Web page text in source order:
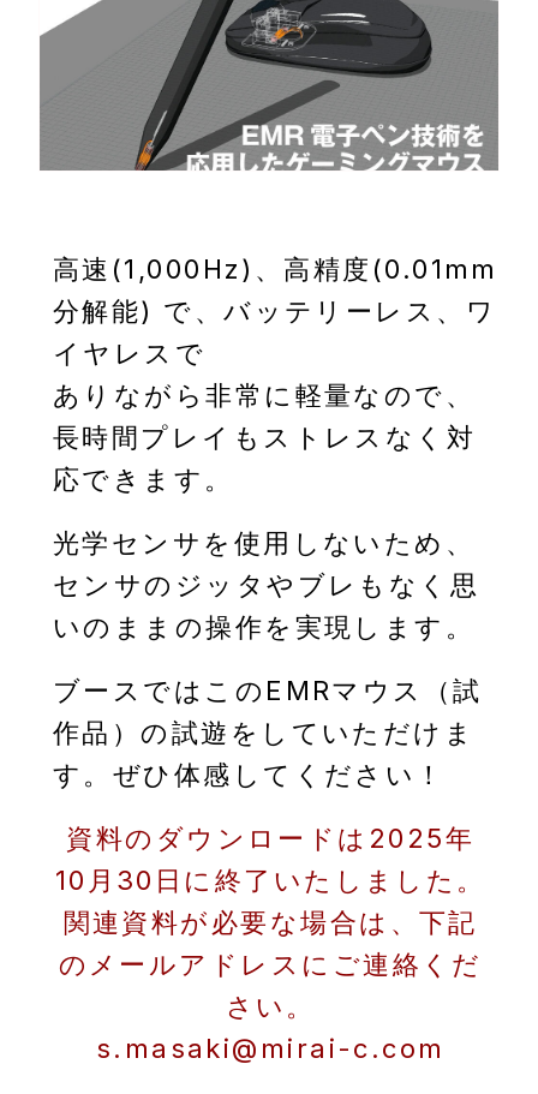
⾼速(1,000Hz)、⾼精度(0.01mm
分解能) で、バッテリーレス、ワ
イヤレスで
ありながら⾮常に軽量なので、
⻑時間プレイもストレスなく対
応できます。
光学センサを使⽤しないため、
センサのジッタやブレもなく思
いのままの操作を実現します。
ブースではこのEMRマウス（試
作品）の試遊をしていただけま
す。ぜひ体感してください！
資料のダウンロードは2025年
10月30日に終了いたしました。
関連資料が必要な場合は、下記
のメールアドレスにご連絡くだ
さい。
s.masaki@mirai-c.com